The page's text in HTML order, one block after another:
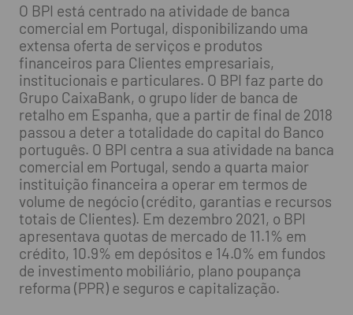
O BPI está centrado na atividade de banca
comercial em Portugal, disponibilizando uma
extensa oferta de serviços e produtos
financeiros para Clientes empresariais,
institucionais e particulares. O BPI faz parte do
Grupo CaixaBank, o grupo líder de banca de
retalho em Espanha, que a partir de final de 2018
passou a deter a totalidade do capital do Banco
português. O BPI centra a sua atividade na banca
comercial em Portugal, sendo a quarta maior
instituição financeira a operar em termos de
volume de negócio (crédito, garantias e recursos
totais de Clientes). Em dezembro 2021, o BPI
apresentava quotas de mercado de 11.1% em
crédito, 10.9% em depósitos e 14.0% em fundos
de investimento mobiliário, plano poupança
reforma (PPR) e seguros e capitalização.